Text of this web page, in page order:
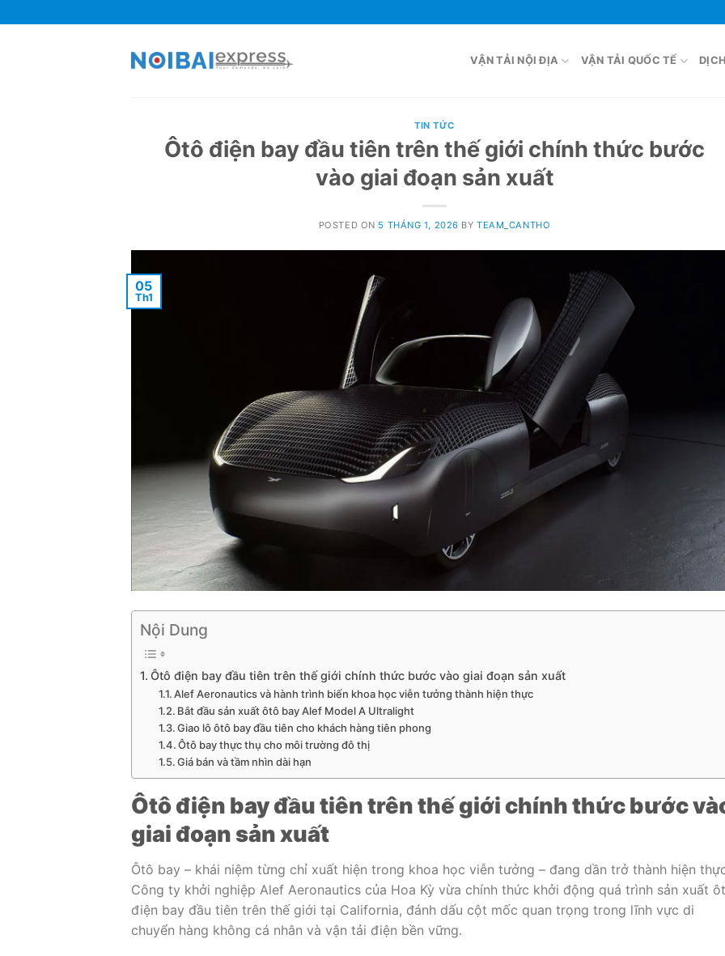
to
VẬN TẢI NỘI ĐỊA VẬN TẢI QUỐC TẾ
TIN TỨC
Ôtô điện bay đầu tiên trên thế giới chính thức bước
vào giai đoạn sản xuất
POSTED ON 5 THÁNG 1, 2026 BYTEAM_CANTHO
05
Th1
Nội Dung
Ôtô điện bay đầu tiên trên thế giới chính thức bước vào giai đoạn sản xuất
Alef Aeronautics và hành trình biến khoa học viễn tưởng thành hiện thực
Bắt đầu sản xuất ôtô bay Alef Model A Ultralight
Giao lô ôtô bay đầu tiên cho khách hàng tiên phong
Ôtô bay thực thụ cho môi trường đô thị
Giá bán và tầm nhìn dài hạn
Ôtô điện bay đầu tiên trên thế giới chính thức bước
giai đoạn sản xuất
Ôtô bay – khái niệm từng chỉ xuất hiện trong khoa học viễn tưởng – đang dần trở thành hiện
Công ty khởi nghiệp Alef Aeronautics của Hoa Kỳ vừa chính thức khởi động quá trình sản xuất
điện bay đầu tiên trên thế giới tại California, đánh dấu cột mốc quan trọng trong lĩnh vực di
chuyển hàng không cá nhân và vận tải điện bền vững.